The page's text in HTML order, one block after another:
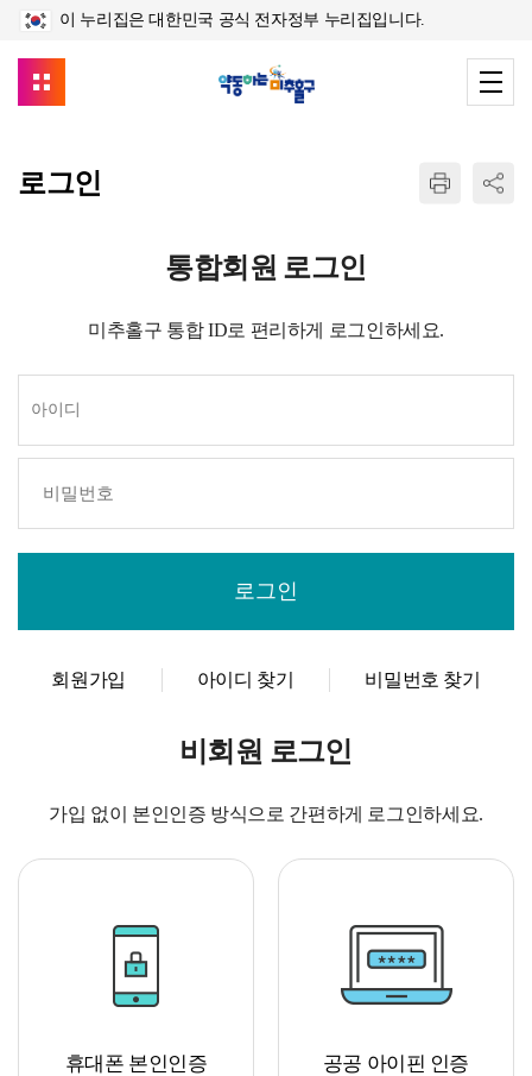
이 누리집은 대한민국 공식 전자정부 누리집입니다.
로그인
통합회원 로그인
미추홀구 통합 ID로 편리하게 로그인하세요.
회원가입 아이디 찾기 비밀번호 찾기
비회원 로그인
가입 없이 본인인증 방식으로 간편하게 로그인하세요.
휴대폰 본인인증 공공 아이핀 인증